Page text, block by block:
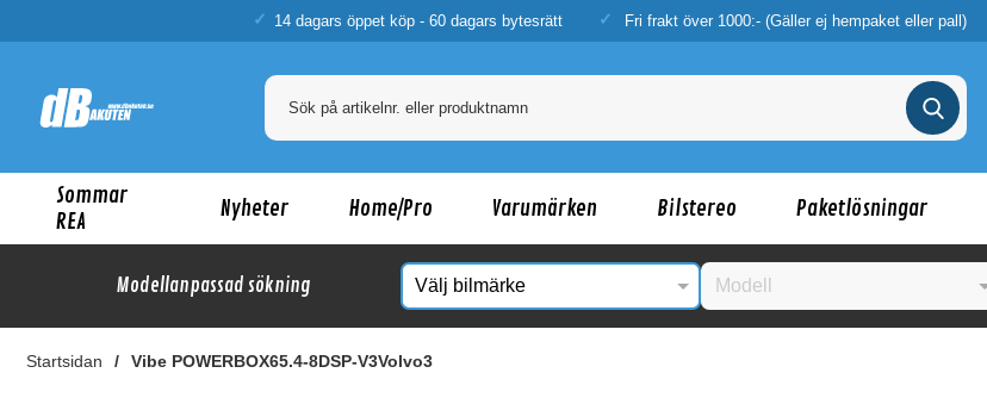
14 dagars öppet köp - 60 dagars bytesrätt Fri frakt över 1000:- (Gäller ej hempaket eller pall)
Sommar
REA
Nyheter Home/Pro Varumärken Bilstereo Paketlösningar
Modellanpassad sökning
Startsidan Vibe POWERBOX65.4-8DSP-V3Volvo3